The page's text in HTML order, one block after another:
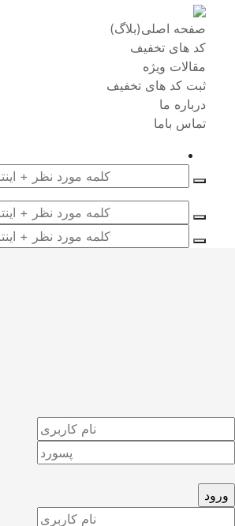
صفحه اصلی(بلاگ)
کد های تخفیف
مقالات ویژه
ثبت کد های تخفیف
درباره ما
تماس باما